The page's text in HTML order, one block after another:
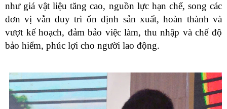
như giá vật liệu tăng cao, nguồn lực hạn chế, song các
đơn vị vẫn duy trì ổn định sản xuất, hoàn thành và
vượt kế hoạch, đảm bảo việc làm, thu nhập và chế độ
bảo hiểm, phúc lợi cho người lao động.